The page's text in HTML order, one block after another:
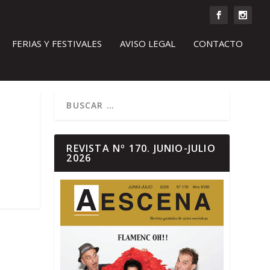
FERIAS Y FESTIVALES AVISO LEGAL CONTACTO
REVISTA Nº 170. JUNIO-JULIO
2026